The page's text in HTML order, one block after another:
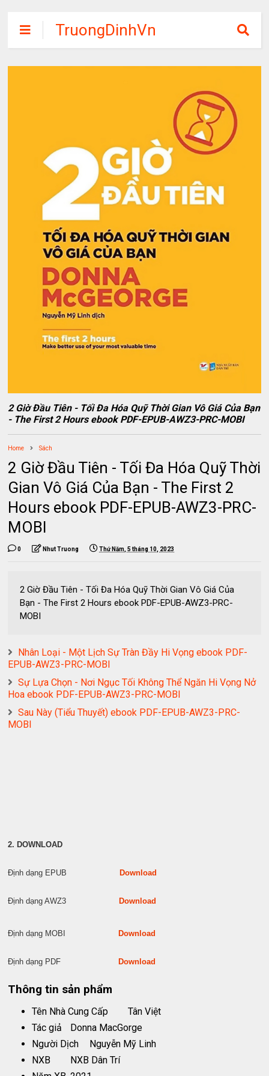
TruongDinhVn
Chia sẽ ebook,
các khóa học,
2 Giờ Đầu Tiên - Tối Đa Hóa Quỹ Thời Gian Vô Giá Của Bạn
- The First 2 Hours ebook PDF-EPUB-AWZ3-PRC-MOBI
Home Sách
2 Giờ Đầu Tiên - Tối Đa Hóa Quỹ Thời
Gian Vô Giá Của Bạn - The First 2
Hours ebook PDF-EPUB-AWZ3-PRC-
MOBI
0 Nhut Truong Thứ Năm, 5 tháng 10, 2023
2 Giờ Đầu Tiên - Tối Đa Hóa Quỹ Thời Gian Vô Giá Của
Bạn - The First 2 Hours ebook PDF-EPUB-AWZ3-PRC-
MOBI
Nhân Loại - Một Lịch Sự Tràn Đầy Hi Vọng ebook PDF-
EPUB-AWZ3-PRC-MOBI
Sự Lựa Chọn - Nơi Ngục Tối Không Thể Ngăn Hi Vọng Nở
Hoa ebook PDF-EPUB-AWZ3-PRC-MOBI
Sau Này (Tiểu Thuyết) ebook PDF-EPUB-AWZ3-PRC-
MOBI
2. DOWNLOAD
Định dạng EPUB Download
Định dạng AWZ3 Download
Định dạng MOBI Download
Định dạng PDF Download
Thông tin sản phẩm
Tên Nhà Cung Cấp
Tân Việt
Tác giả
Donna MacGorge
Người Dịch
Nguyễn Mỹ Linh
NXB
NXB Dân Trí